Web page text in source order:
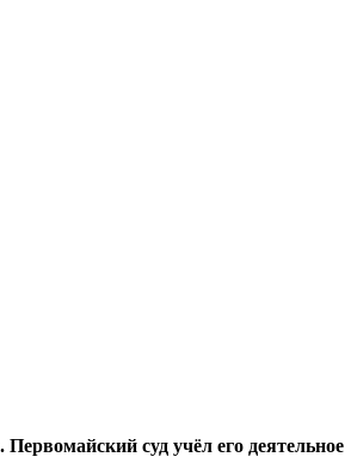
суд учёл его деятельное